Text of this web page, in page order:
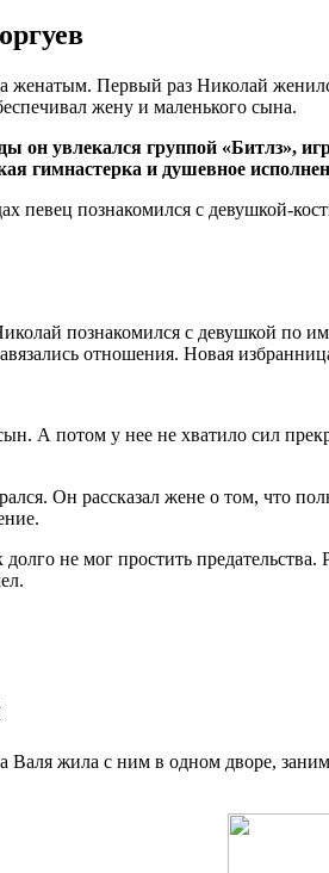
женатым. Первый раз Николай
жену и маленького сына.
он увлекался группой «Битлз»,
гимнастерка и душевное
певец познакомился с
познакомился с девушкой по
отношения. Новая
А потом у нее не хватило сил
Он рассказал жене о том, что
не мог простить
Валя жила с ним в одном дворе,